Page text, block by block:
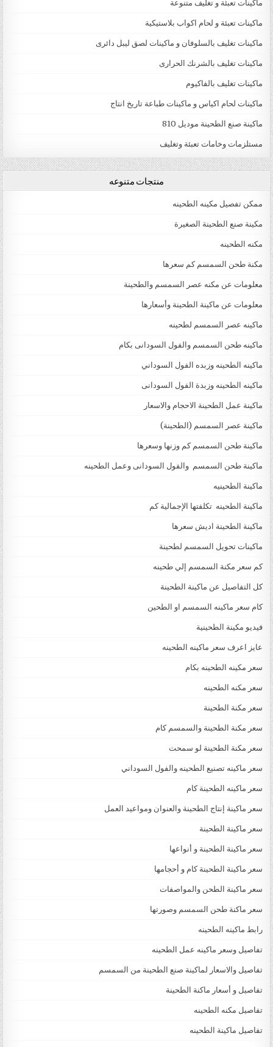
ماكينات تعبئة و تغليف متنوعة
ماكينات تعبئة و لحام اكواب بلاستيكية
ماكينات تغليف بالسلوفان و ماكينات لصق ليبل دائرى
ماكينات تغليف بالشرنك الحرارى
ماكينات تغليف بالفاكيوم
ماكينات لحام اكياس و ماكينات طباعة تاريخ انتاج
ماكينة صنع الطحينة موديل 810
مستلزمات وخامات تعبئة وتغليف
منتجات متنوعه
ممكن تفصيل مكينه الطحينه
مكينة صنع الطحينة الصغيرة
مكنه الطحينه
مكنة طحن السمسم كم سعرها
معلومات عن مكنه عصر السمسم والطحينة
معلومات عن ماكينة الطحينة وأسعارها
ماكينه عصر السمسم لطحينه
ماكينه طحن السمسم والفول السودانى بكام
ماكينه الطحينه وزبده الفول السوداني
ماكينه الطحينه وزبدة الفول السودانى
ماكينة عمل الطحينة الاحجام والاسعار
ماكينة عصر السمسم (الطحينة)
ماكينة طحن السمسم كم وزنها وسعرها
ماكينة طحن السمسم والفول السودانى وعمل الطحينه
ماكينة الطحينيه
ماكينة الطحينه تكلفتها الإجمالية كم
ماكينة الطحينة اديش سعرها
ماكينات تحويل السمسم لطحينة
كم سعر مكنة السمسم إلي طحينه
كل التفاصيل عن ماكينة الطحينة
كام سعر ماكينه السمسم او الطحين
فيديو مكينة الطحينية
عايز اعرف سعر ماكينه الطحينه
سعر مكينه الطحينه بكام
سعر مكنه الطحينه
سعر مكنة الطحينة
سعر مكنة الطحينة والسمسم كام
سعر مكنة الطحينة لو سمحت
سعر ماكينه تصنيع الطحينه والفول السوداني
سعر ماكينه الطحينة كام
سعر ماكينة إنتاج الطحينة والعنوان ومواعيد العمل
سعر ماكينة الطحينة
سعر ماكينة الطحينة و أنواعها
سعر ماكينة الطحينة كام و أحجامها
سعر ماكينة الطحن والمواصفات
سعر ماكنة طحن السمسم وصورتها
رابط ماكينه الطحينه
تفاصيل وسعر ماكينه عمل الطحينه
تفاصيل والاسعار لماكينة صنع الطحينة من السمسم
تفاصيل و أسعار ماكنة الطحينة
تفاصيل مكنه الطحينه
تفاصيل ماكينة الطحينه